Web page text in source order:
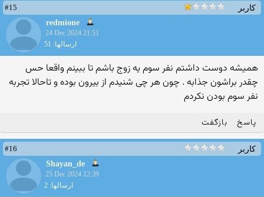
کاربر
#15
redmione
24 Dec 2024 21:51
ارسالها: 51
همیشه دوست داشتم نفر سوم یه زوج باشم تا ببینم واقعا حس
چقدر براشون جذابه . چون هر چی شنیدم از بیرون بوده و تاحالا تجربه
نفر سوم بودن نکردم
پاسخ بازگفت
کاربر
#16
Shayan_de
25 Dec 2024 12:39
ارسالها: 2